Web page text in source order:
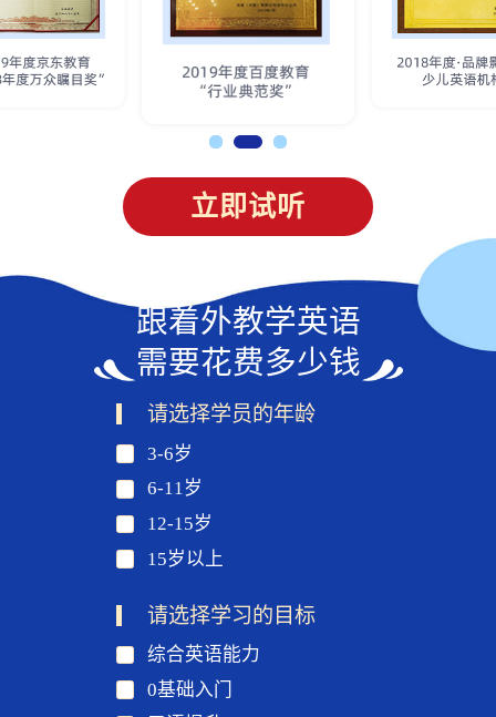
立即试听
跟着外教学英语
需要花费多少钱
请选择学员的年龄
3-6岁
6-11岁
12-15岁
15岁以上
请选择学习的目标
综合英语能力
0基础入门